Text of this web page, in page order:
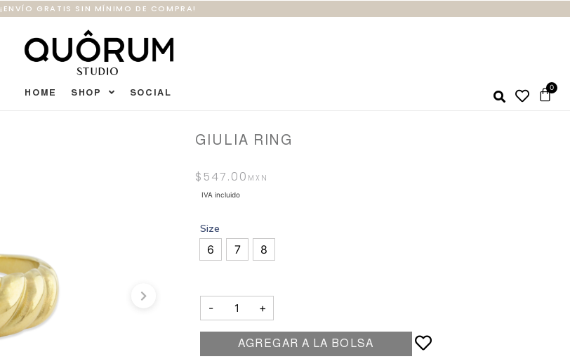
¡ENVÍO GRATIS SIN MÍNIMO DE COMPRA!
HOME SHOP SOCIAL
GIULIA RING
$ 547.00
IVA incluido
Size
6 7 8
- +
AGREGAR A LA BOLSA